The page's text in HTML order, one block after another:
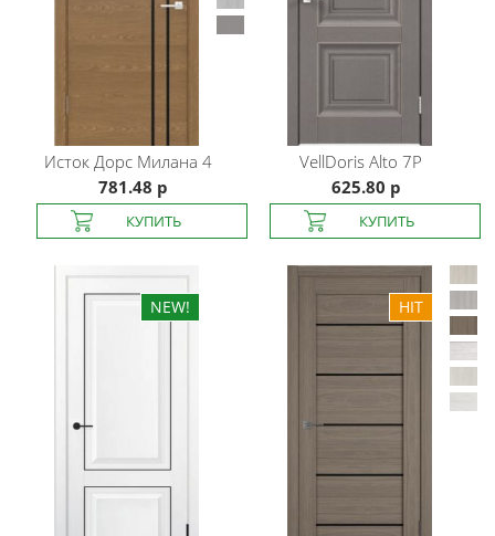
Исток ДорсМилана 4
781.48 р
VellDoris Alto 7P
625.80 р